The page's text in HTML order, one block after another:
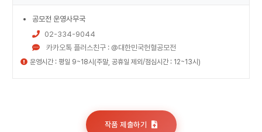
공모전 운영사무국
02-334-9044
카카오톡 플러스친구 : @대한민국헌혈공모전
운영시간 : 평일 9~18시(주말, 공휴일 제외/점심시간 : 12~13시)
작품 제출하기